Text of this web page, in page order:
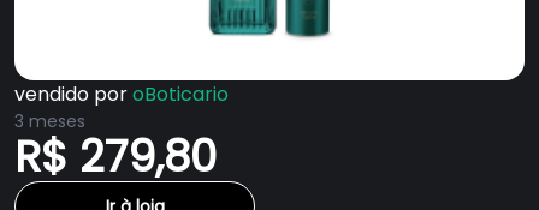
vendido poroBoticario
3 meses
R$ 279,80